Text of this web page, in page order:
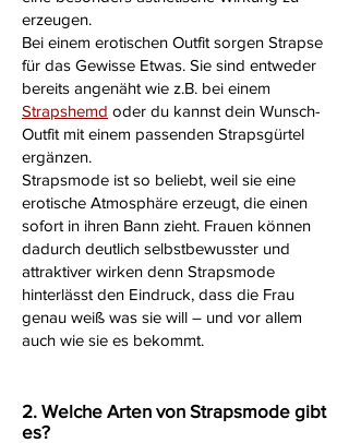
erzeugen.
Bei einem erotischen Outfit sorgen Strapse
für das Gewisse Etwas. Sie sind entweder
bereits angenäht wie z.B. bei einem
Strapshemd oder du kannst dein Wunsch-
Outfit mit einem passenden Strapsgürtel
ergänzen.
Strapsmode ist so beliebt, weil sie eine
erotische Atmosphäre erzeugt, die einen
sofort in ihren Bann zieht. Frauen können
dadurch deutlich selbstbewusster und
attraktiver wirken denn Strapsmode
hinterlässt den Eindruck, dass die Frau
genau weiß was sie will – und vor allem
auch wie sie es bekommt.
2. Welche Arten von Strapsmode gibt
es?